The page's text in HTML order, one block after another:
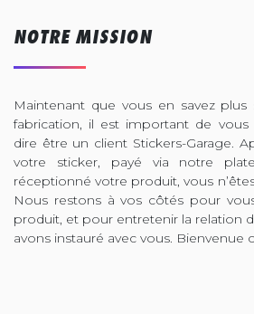
NOTRE MISSION
Maintenant que vous en savez
fabrication, il est important de
dire être un client Stickers-Garage.
votre sticker, payé via notre
réceptionné votre produit, vous
Nous restons à vos côtés pour
produit, et pour entretenir la relation
avons instauré avec vous. Bienvenue